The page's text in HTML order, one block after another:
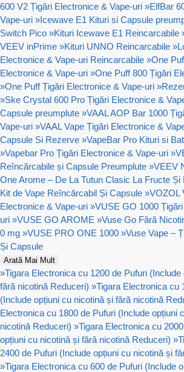
600 V2 Țigări Electronice & Vape-uri »ElfBar
Vape-uri »Icewave E1 Kituri si Capsule
Switch Pico »Kituri Icewave E1 Reincarcabile
VEEV inPrime »Kituri UNNO Reincarcabile »
Electronice & Vape-uri Reincarcabile »One
Electronice & Vape-uri »One Puff 800 Țigări
»One Puff Țigări Electronice & Vape-uri »
»Ske Crystal 600 Pro Țigări Electronice &
Capsule preumplute »VAAL AOP Bar 1000
Vape-uri »VAAL Vape Țigări Electronice &
Capsule Si Rezerve »VapeBar Pro Kituri si
»Vapebar Pro Țigări Electronice & Vape-uri »
Reîncărcabile și Capsule Preumplute »VEEV
One Arome – De La Tutun Clasic La Fructe Și
Kit de Vape Reîncărcabil Și Capsule »VOZOL
Electronice & Vape-uri »VUSE GO 1000
uri »VUSE GO AROME »Vuse Go Fără
0 mg »VUSE PRO ONE 1000 »Vuse Vape –
Și Capsule
Arată Mai Mult
»Tigara Electronica cu 1200 de Pufuri
fără nicotină Reduceri) »Tigara Electronica cu
(Include opțiuni cu nicotină și fără nicotină
Electronica cu 1800 de Pufuri (Include opțiuni
nicotină Reduceri) »Tigara Electronica cu
opțiuni cu nicotină și fără nicotină Reduceri) »
2400 de Pufuri (Include opțiuni cu nicotină și
»Tigara Electronica cu 600 de Pufuri (Include